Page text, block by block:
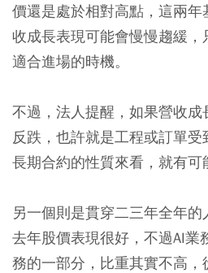
價還是處於相對高點，這兩
收成長表現可能會慢慢趨緩
適合進場的時機。
不過，法人提醒，如果營收
反跌，也許就是工程或訂單
長期合約的性質來看，就有可
另一個則是貫穿二三年全年
去年股價表現很好，不過AI業
務的一部分，比重其實不高，